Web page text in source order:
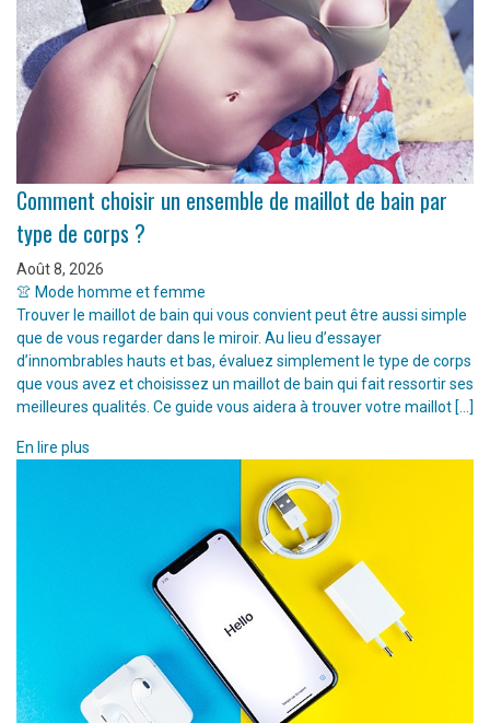
Comment choisir un ensemble de maillot de bain par
type de corps ?
Août 8, 2026
👚 Mode homme et femme
Trouver le maillot de bain qui vous convient peut être aussi simple
que de vous regarder dans le miroir. Au lieu d’essayer
d’innombrables hauts et bas, évaluez simplement le type de corps
que vous avez et choisissez un maillot de bain qui fait ressortir ses
meilleures qualités. Ce guide vous aidera à trouver votre maillot […]
En lire plus